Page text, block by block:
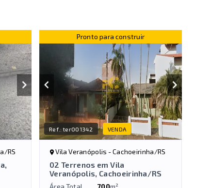
RS
Pronto para construir
Ref.:ter001342 VENDA
Vila Veranópolis - Cachoeirinha/RS
02 Terrenos em Vila
Veranópolis, Cachoeirinha/RS